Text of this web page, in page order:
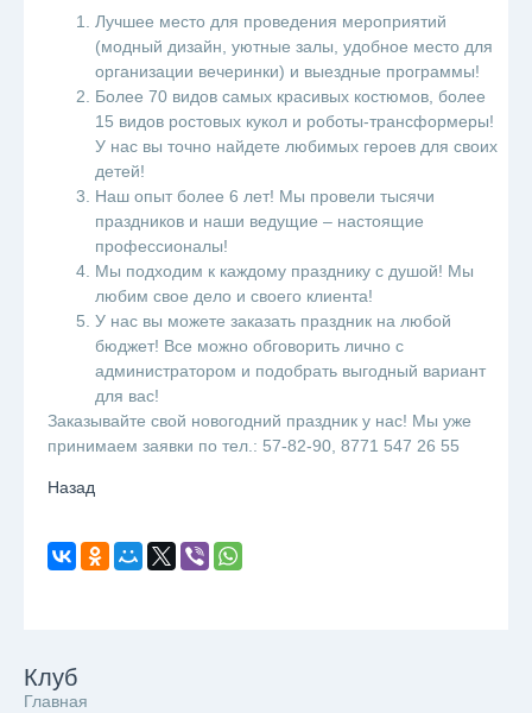
Лучшее место для проведения мероприятий
(модный дизайн, уютные залы, удобное место для
организации вечеринки) и выездные программы!
Более 70 видов самых красивых костюмов, более
15 видов ростовых кукол и роботы-трансформеры!
У нас вы точно найдете любимых героев для своих
детей!
Наш опыт более 6 лет! Мы провели тысячи
праздников и наши ведущие – настоящие
профессионалы!
Мы подходим к каждому празднику с душой! Мы
любим свое дело и своего клиента!
У нас вы можете заказать праздник на любой
бюджет! Все можно обговорить лично с
администратором и подобрать выгодный вариант
для вас!
Заказывайте свой новогодний праздник у нас! Мы уже
принимаем заявки по тел.: 57-82-90, 8771 547 26 55
Назад
Клуб
Главная